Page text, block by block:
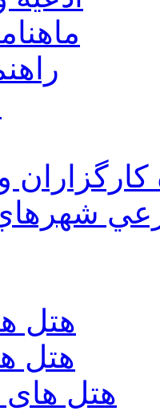
كارگزاران
شهرهاي
هتل
هتل
هتل